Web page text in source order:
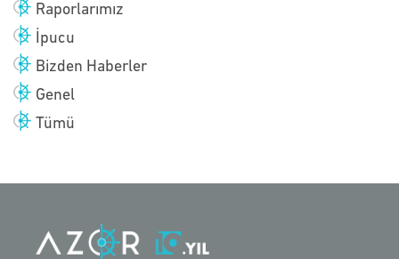
Raporlarımız
İpucu
Bizden Haberler
Genel
Tümü